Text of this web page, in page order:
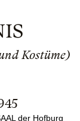
Kostüme)
der Hofburg